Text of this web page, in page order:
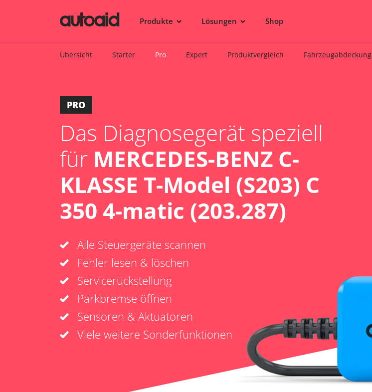
Produkte Lösungen Shop
Übersicht Starter Pro Expert Produktvergleich Fahrzeugabdeckung
PRO
Das Diagnosegerät speziell
für MERCEDES-BENZ C-
KLASSE T-Model (S203) C
350 4-matic (203.287)
Alle Steuergeräte scannen
Fehler lesen & löschen
Servicerückstellung
Parkbremse öffnen
Sensoren & Aktuatoren
Viele weitere Sonderfunktionen